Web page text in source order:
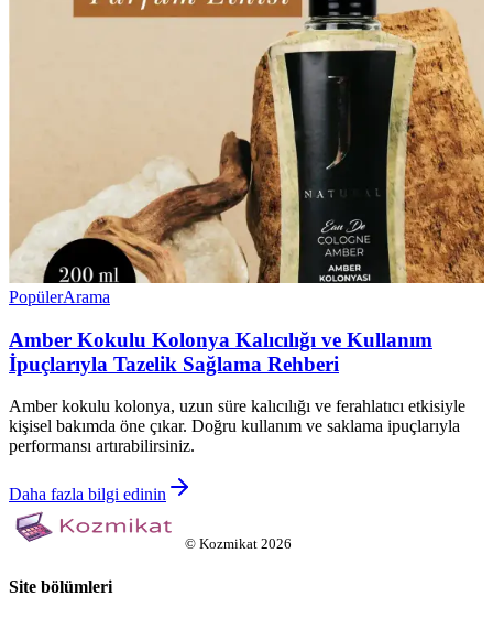
PopülerArama
Amber Kokulu Kolonya Kalıcılığı ve Kullanım
İpuçlarıyla Tazelik Sağlama Rehberi
Amber kokulu kolonya, uzun süre kalıcılığı ve ferahlatıcı etkisiyle
kişisel bakımda öne çıkar. Doğru kullanım ve saklama ipuçlarıyla
performansı artırabilirsiniz.
Daha fazla bilgi edinin
© Kozmikat 2026
Site bölümleri